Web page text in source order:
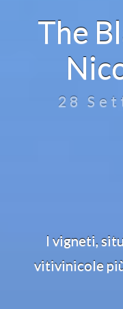
The
28
I vigneti,
vitivinicole